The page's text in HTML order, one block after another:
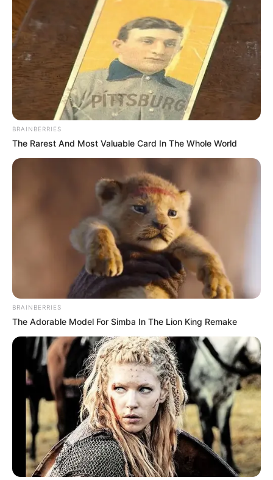
BRAINBERRIES
The Rarest And Most Valuable Card In The Whole World
BRAINBERRIES
The Adorable Model For Simba In The Lion King Remake